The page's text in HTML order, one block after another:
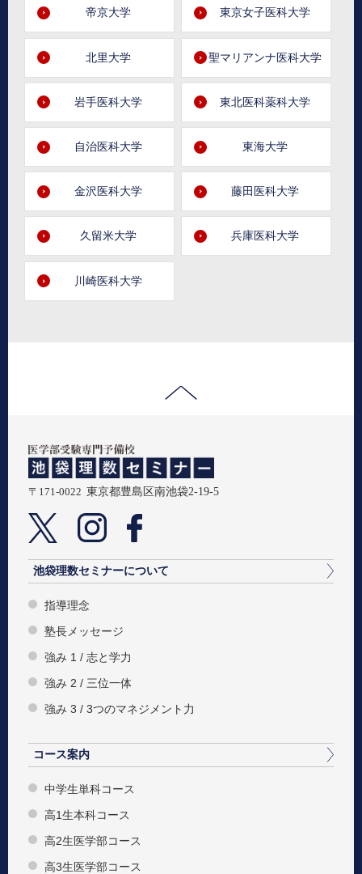
帝京大学 東京女子医科大学
北里大学 聖マリアンナ医科大学
岩手医科大学 東北医科薬科大学
自治医科大学 東海大学
金沢医科大学 藤田医科大学
久留米大学 兵庫医科大学
川崎医科大学
〒171-0022 東京都豊島区南池袋2-19-5
池袋理数セミナーについて
指導理念
塾長メッセージ
強み 1 / 志と学力
強み 2 / 三位一体
強み 3 / 3つのマネジメント力
コース案内
中学生単科コース
高1生本科コース
高2生医学部コース
高3生医学部コース